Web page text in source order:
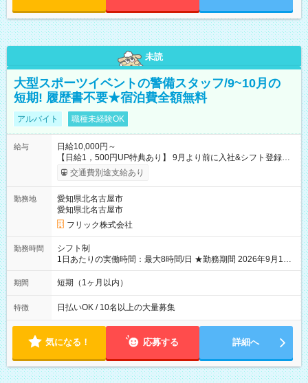
未読
大型スポーツイベントの警備スタッフ/9~10月の
短期! 履歴書不要★宿泊費全額無料
アルバイト 職種未経験OK
給与
日給10,000円～
【日給1，500円UP特典あり】 9月より前に入社&シフト登録す
ると 期間中(9/16~10/23) の日給がUP! 日給1万1500円でしっか
り稼げます♪ 【試用期間】試用期間なし
交通費別途支給あり
勤務地
愛知県北名古屋市
愛知県北名古屋市
フリック株式会社
勤務時間
シフト制
1日あたりの実働時間：最大8時間/日 ★勤務期間 2026年9月16
日~2026年10月23日 短期勤務OK! 期間中フル勤務できる方優遇
※週3~5日勤務(勤務日数応相談) ※期間前から勤務スタートも可
り ※夜勤シフトあり
期間 短期（1ヶ月以内）
特徴 日払いOK / 10名以上の大量募集
気になる！ 応募する 詳細へ